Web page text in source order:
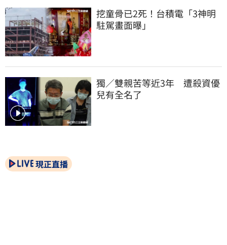
挖童骨已2死！台積電「3神明
駐駕畫面曝」
獨／雙親苦等近3年　遭殺資優
兒有全名了
現正直播